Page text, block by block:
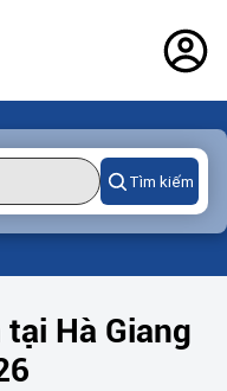
Tìm kiếm
Hà Giang